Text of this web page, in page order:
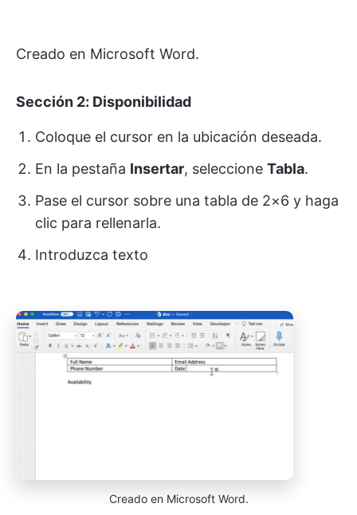
Creado en Microsoft Word.
Sección 2: Disponibilidad
Coloque el cursor en la ubicación deseada.
En la pestaña Insertar, seleccione Tabla.
Pase el cursor sobre una tabla de 2×6 y haga
clic para rellenarla.
Introduzca texto
Creado en Microsoft Word.